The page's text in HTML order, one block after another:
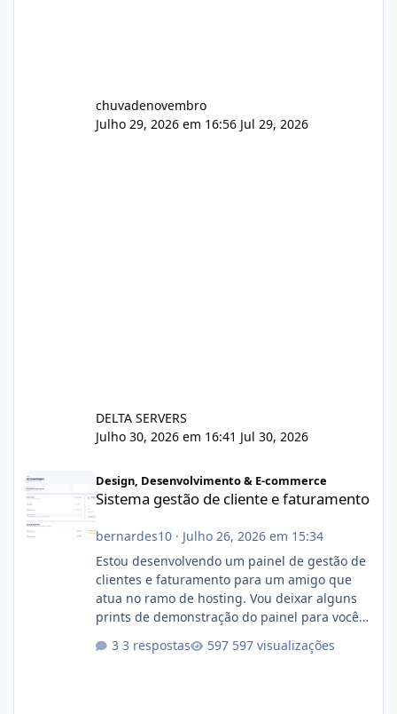
chuvadenovembro
Julho 29, 2026 em 16:56 Jul 29, 2026
DELTA SERVERS
Julho 30, 2026 em 16:41 Jul 30, 2026
Design, Desenvolvimento & E-commerce
Sistema gestão de cliente e faturamento
bernardes10· Julho 26, 2026 em 15:34
Estou desenvolvendo um painel de gestão de
clientes e faturamento para um amigo que
atua no ramo de hosting. Vou deixar alguns
prints de demonstração do painel para vocês
com cerca de 80% concluído e conta com
3 respostas 597 visualizações